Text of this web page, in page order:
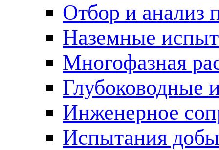
Отбор и анализ
Наземные
Многофазная
Глубоководные
Инженерное
Испытания